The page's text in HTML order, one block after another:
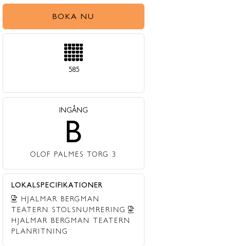
BOKA NU
585
INGÅNG
B
OLOF PALMES TORG 3
LOKALSPECIFIKATIONER
HJALMAR BERGMAN
TEATERN STOLSNUMRERING
HJALMAR BERGMAN TEATERN
PLANRITNING